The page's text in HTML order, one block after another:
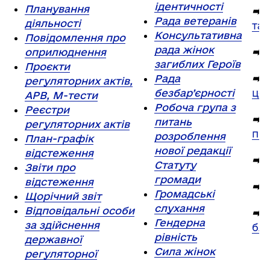
Планування
діяльності
Повідомлення про
оприлюднення
Проєкти
регуляторних актів,
АРВ, М-тести
Реєстри
регуляторних актів
План-графік
відстеження
Звіти про
відстеження
Щорічний звіт
Відповідальні особи
за здійснення
державної
регуляторної
ідентичності
Рада ветеранів
Консультативна
рада жінок
загиблих Героїв
Рада
безбар’єрності
Робоча група з
питань
розроблення
нової редакції
Статуту
громади
Громадські
слухання
Гендерна
рівність
Сила жінок
⮕
⮕
⮕
⮕
⮕
⮕
⮕